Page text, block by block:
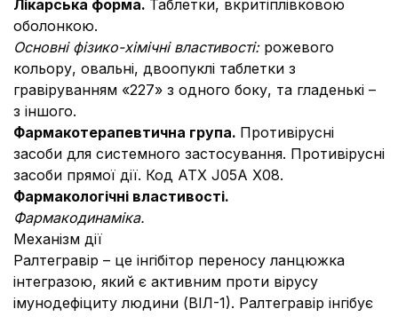
Лікарська форма. Таблетки, вкритіплівковою
оболонкою.
Основні фізико-хімічні властивості: рожевого
кольору, овальні, двоопуклі таблетки з
гравіруванням «227» з одного боку, та гладенькі –
з іншого.
Фармакотерапевтична група. Противірусні
засоби для системного застосування. Противірусні
засоби прямої дії. Код АТХ J05A Х08.
Фармакологічні властивості.
Фармакодинаміка.
Механізм дії
Ралтегравір – це інгібітор переносу ланцюжка
інтегразою, який є активним проти вірусу
імунодефіциту людини (ВІЛ-1). Ралтегравір інгібує